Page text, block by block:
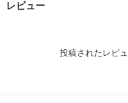
レビュー
投稿されたレビ